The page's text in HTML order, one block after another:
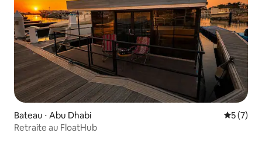
Bateau ⋅ Abu Dhabi
5 (7)
Retraite au FloatHub